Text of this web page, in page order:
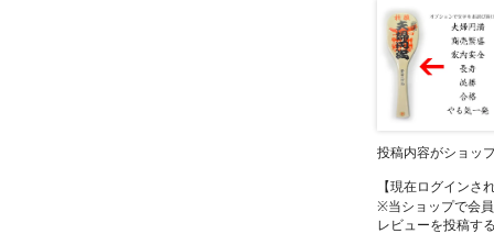
投稿内容がショッ
【現在ログインさ
※当ショップで会
レビューを投稿す